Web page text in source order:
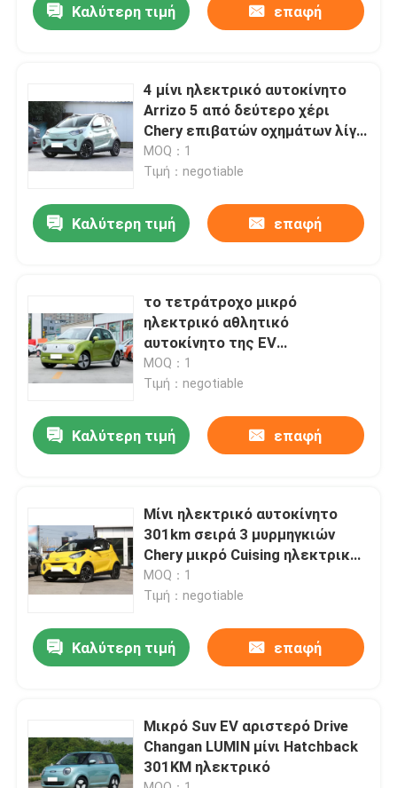
Προϊόντα
Βίντεο
Σχετικά με εμάς
Ποιοτικός έλεγχος
Νέα
Όλες οι περιπτώσεις
Ζητήστε ένα απόσπασμα
Καλύτερη τιμή επαφή
4 μίνι ηλεκτρικό αυτοκίνητο
Arrizo 5 από δεύτερο χέρι
Chery επιβατών οχημάτων λίγο
μυρμήγκι
MOQ：1
Τιμή：negotiable
Καλύτερη τιμή επαφή
το τετράτροχο μικρό
ηλεκτρικό αθλητικό
αυτοκίνητο της EV
χρησιμοποίησε τη νέα ενέργεια
ChangCheng Ora R1
MOQ：1
Τιμή：negotiable
Καλύτερη τιμή επαφή
Μίνι ηλεκτρικό αυτοκίνητο
301km σειρά 3 μυρμηγκιών
Chery μικρό Cuising ηλεκτρικό
αυτοκίνητο πορτών
MOQ：1
Τιμή：negotiable
Καλύτερη τιμή επαφή
Μικρό Suv EV αριστερό Drive
Changan LUMIN μίνι Hatchback
301KM ηλεκτρικό